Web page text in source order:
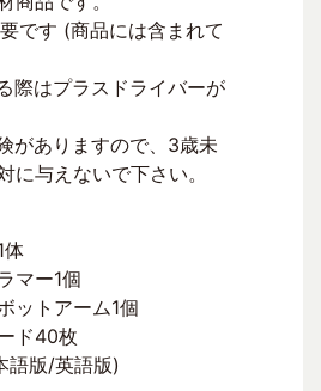
です (商品には含まれて
際はプラスドライバーが
がありますので、3歳未
に与えないで下さい。
体
マー1個
ットアーム1個
ド40枚
語版/英語版)